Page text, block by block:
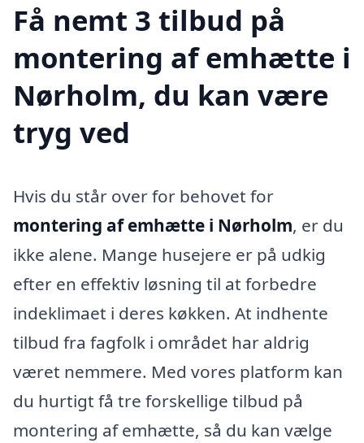
Få nemt 3 tilbud på
montering af emhætte i
Nørholm, du kan være
tryg ved
Hvis du står over for behovet for
montering af emhætte i Nørholm, er du
ikke alene. Mange husejere er på udkig
efter en effektiv løsning til at forbedre
indeklimaet i deres køkken. At indhente
tilbud fra fagfolk i området har aldrig
været nemmere. Med vores platform kan
du hurtigt få tre forskellige tilbud på
montering af emhætte, så du kan vælge